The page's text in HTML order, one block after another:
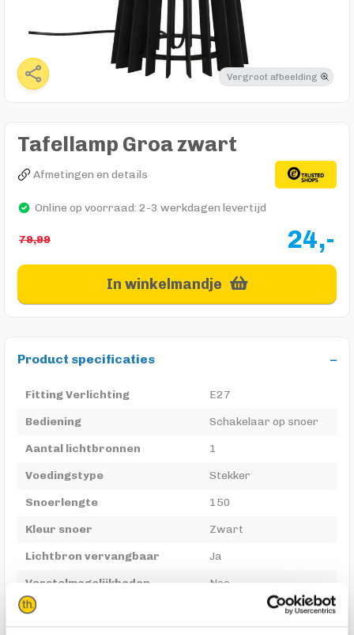
Vergroot afbeelding
Tafellamp Groa zwart
Afmetingen en details
Online op voorraad: 2-3 werkdagen levertijd
24,-
79,99
In winkelmandje
Product specificaties
Fitting Verlichting
E27
Bediening
Schakelaar op snoer
Aantal lichtbronnen
1
Voedingstype
Stekker
Snoerlengte
150
Kleur snoer
Zwart
Lichtbron vervangbaar
Ja
Verstelmogelijkheden
Nee
Max. wattage